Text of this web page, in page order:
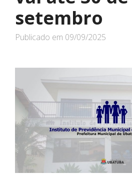
setembro
Publicado em 09/09/2025